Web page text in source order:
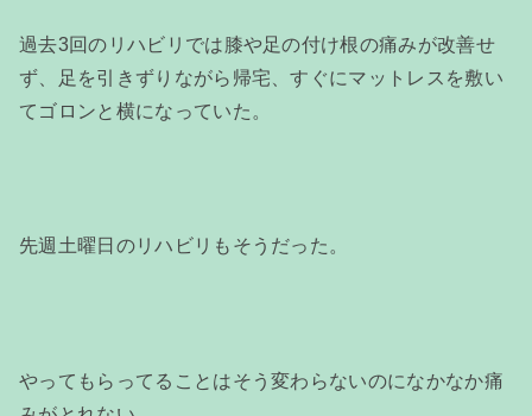
過去3回のリハビリでは膝や足の付け根の痛みが改善せ
ず、足を引きずりながら帰宅、すぐにマットレスを敷い
てゴロンと横になっていた。
先週土曜日のリハビリもそうだった。
やってもらってることはそう変わらないのになかなか痛